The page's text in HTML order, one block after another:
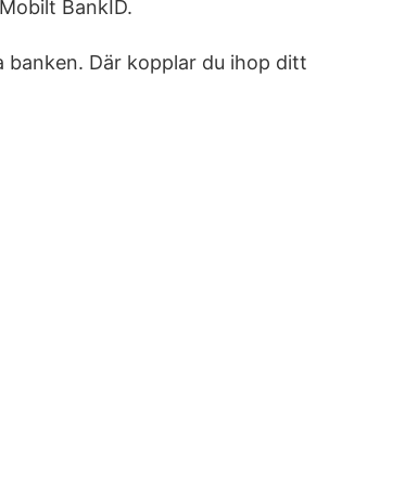
BankID.
banken. Där kopplar du ihop ditt